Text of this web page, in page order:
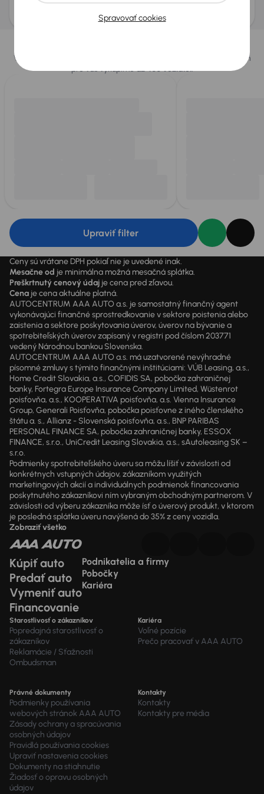
Vyberáme pre vás tie
z našej ponuky. Každý deň
pre vás vykúpimeaž 400 vozidiel.
Upraviť filter
Ceny sú vrátane DPH pokiaľ nie je uvedené inak.
Mesačne od je minimálna možná mesačná splátka.
Preškrtnutý cenový údaj je cena pred zľavou.
Cena je cena aktuálne platná.
AUTOCENTRUM AAA AUTO a.s. je samostatný finančný agent
vykonávajúci finančné sprostredkovanie v sektore poistenia alebo
zaistenia a sektore poskytovania úverov, úverov na bývanie a
spotrebiteľských úverov zapísaný v registri pod číslom 203771
vedený Národnou bankou Slovenska.
AUTOCENTRUM AAA AUTO a.s. má uzatvorené nevýhradné
písomné zmluvy s týmito finančnými inštitúciami: VÚB Leasing, a.s.,
Home Credit Slovakia, a.s., COFIDIS SA, pobočka zahraničnej
banky, Fortegra Europe Insurance Company Limited, Wüstenrot
poisťovňa, a.s., KOOPERATIVA poisťovňa, a.s. Vienna Insurance
Group, Generali Poisťovňa, pobočka poisťovne z iného členského
štátu a. s., Allianz - Slovenská poisťovňa, a.s., BNP PARIBAS
PERSONAL FINANCE SA, pobočka zahraničnej banky, ESSOX
FINANCE, s.r.o., UniCredit Leasing Slovakia, a.s., sAutoleasing SK –
s.r.o.
Podmienky spotrebiteľského úveru sa môžu líšiť v závislosti od
konkrétnych vstupných údajov, zákazníkom využitých
marketingových akcií a individuálnych podmienok financovania
poskytnutého zákazníkovi ním vybraným obchodným partnerom. V
závislosti od výberu zákazníka môže ísť o úverový produkt, v ktorom
je posledná splátka úveru navýšená do 35% z ceny vozidla.
Zobraziť všetko
Kúpiť auto
Predať auto
Vymeniť auto
Financovanie
Podnikatelia a firmy
Pobočky
Kariéra
Starostlivosť o zákazníkov
Popredajná starostlivosť o
zákazníkov
Reklamácie / Sťažnosti
Ombudsman
Kariéra
Voľné pozície
Prečo pracovať v AAA AUTO
Právné dokumenty
Podmienky používania
webových stránok AAA AUTO
Zásady ochrany a spracúvania
osobných údajov
Pravidlá používania cookies
Upraviť nastavenia cookies
Dokumenty na stiahnutie
Žiadosť o opravu osobných
údajov
Kontakty
Kontakty
Kontakty pre média
Spravovať cookies